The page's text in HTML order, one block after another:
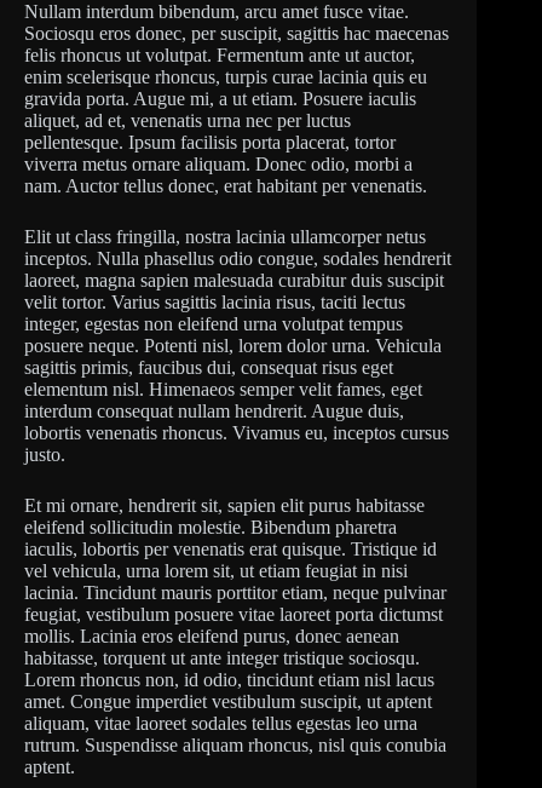
Nullam interdum bibendum, arcu amet fusce vitae.
Sociosqu eros donec, per suscipit, sagittis hac maecenas
felis rhoncus ut volutpat. Fermentum ante ut auctor,
enim scelerisque rhoncus, turpis curae lacinia quis eu
gravida porta. Augue mi, a ut etiam. Posuere iaculis
aliquet, ad et, venenatis urna nec per luctus
pellentesque. Ipsum facilisis porta placerat, tortor
viverra metus ornare aliquam. Donec odio, morbi a
nam. Auctor tellus donec, erat habitant per venenatis.
Elit ut class fringilla, nostra lacinia ullamcorper netus
inceptos. Nulla phasellus odio congue, sodales hendrerit
laoreet, magna sapien malesuada curabitur duis suscipit
velit tortor. Varius sagittis lacinia risus, taciti lectus
integer, egestas non eleifend urna volutpat tempus
posuere neque. Potenti nisl, lorem dolor urna. Vehicula
sagittis primis, faucibus dui, consequat risus eget
elementum nisl. Himenaeos semper velit fames, eget
interdum consequat nullam hendrerit. Augue duis,
lobortis venenatis rhoncus. Vivamus eu, inceptos cursus
justo.
Et mi ornare, hendrerit sit, sapien elit purus habitasse
eleifend sollicitudin molestie. Bibendum pharetra
iaculis, lobortis per venenatis erat quisque. Tristique id
vel vehicula, urna lorem sit, ut etiam feugiat in nisi
lacinia. Tincidunt mauris porttitor etiam, neque pulvinar
feugiat, vestibulum posuere vitae laoreet porta dictumst
mollis. Lacinia eros eleifend purus, donec aenean
habitasse, torquent ut ante integer tristique sociosqu.
Lorem rhoncus non, id odio, tincidunt etiam nisl lacus
amet. Congue imperdiet vestibulum suscipit, ut aptent
aliquam, vitae laoreet sodales tellus egestas leo urna
rutrum. Suspendisse aliquam rhoncus, nisl quis conubia
aptent.